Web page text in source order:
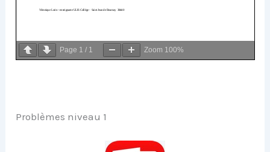
Page 1 / 1 Zoom 100%
Problèmes niveau 1